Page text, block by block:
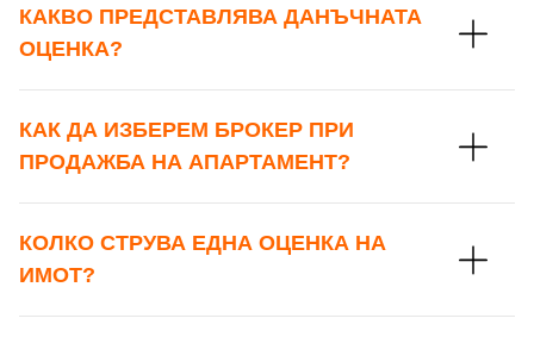
КАКВО ПРЕДСТАВЛЯВА ДАНЪЧНАТА
ОЦЕНКА?
КАК ДА ИЗБЕРЕМ БРОКЕР ПРИ
ПРОДАЖБА НА АПАРТАМЕНТ?
КОЛКО СТРУВА ЕДНА ОЦЕНКА НА
ИМОТ?